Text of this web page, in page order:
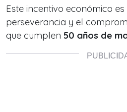
Este incentivo económico
perseverancia y el
que cumplen 50 años de